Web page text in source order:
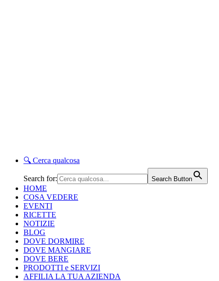
🔍 Cerca qualcosa
Search for: Search Button
HOME
COSA VEDERE
EVENTI
RICETTE
NOTIZIE
BLOG
DOVE DORMIRE
DOVE MANGIARE
DOVE BERE
PRODOTTI e SERVIZI
AFFILIA LA TUA AZIENDA